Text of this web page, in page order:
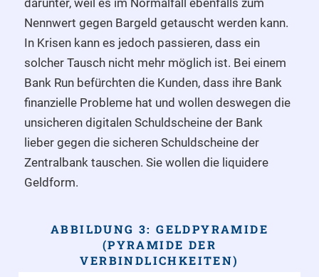
darunter, weil es im Normalfall ebenfalls zum
Nennwert gegen Bargeld getauscht werden kann.
In Krisen kann es jedoch passieren, dass ein
solcher Tausch nicht mehr möglich ist. Bei einem
Bank Run befürchten die Kunden, dass ihre Bank
finanzielle Probleme hat und wollen deswegen die
unsicheren digitalen Schuldscheine der Bank
lieber gegen die sicheren Schuldscheine der
Zentralbank tauschen. Sie wollen die liquidere
Geldform.
ABBILDUNG 3: GELDPYRAMIDE
(PYRAMIDE DER
VERBINDLICHKEITEN)